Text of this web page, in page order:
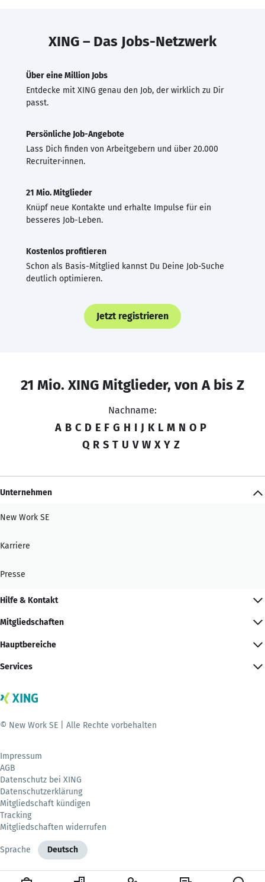
XING – Das Jobs-Netzwerk
Über eine Million Jobs
Entdecke mit XING genau den Job, der wirklich zu Dir
passt.
Persönliche Job-Angebote
Lass Dich finden von Arbeitgebern und über 20.000
Recruiter·innen.
21 Mio. Mitglieder
Knüpf neue Kontakte und erhalte Impulse für ein
besseres Job-Leben.
Kostenlos profitieren
Schon als Basis-Mitglied kannst Du Deine Job-Suche
deutlich optimieren.
Jetzt registrieren
21 Mio. XING Mitglieder, von A bis Z
Nachname:
A B C D E F G H I J K L M N O P
Q R S T U V W X Y Z
Unternehmen
New Work SE
Karriere
Presse
Hilfe & Kontakt
Mitgliedschaften
Hauptbereiche
Services
© New Work SE | Alle Rechte vorbehalten
Impressum
AGB
Datenschutz bei XING
Datenschutzerklärung
Mitgliedschaft kündigen
Tracking
Mitgliedschaften widerrufen
Sprache Deutsch